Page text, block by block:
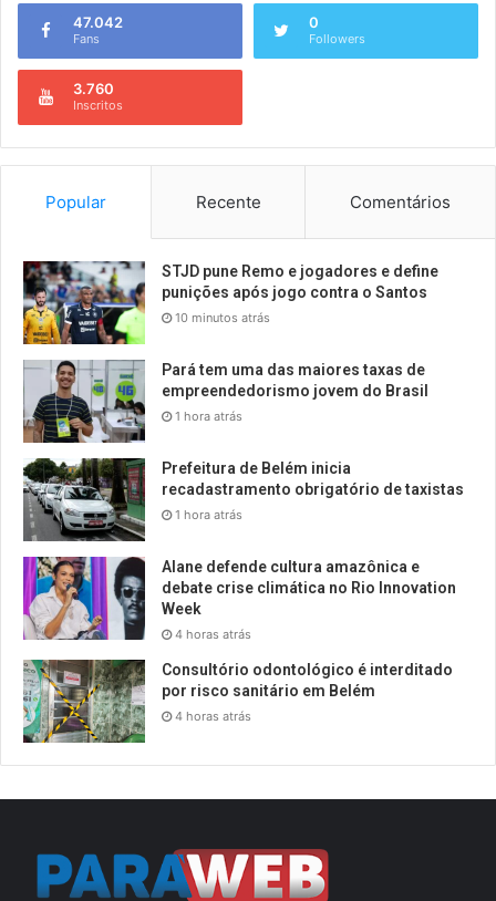
47.042
Fans
0
Followers
3.760
Inscritos
Popular Recente Comentários
STJD pune Remo e jogadores e define
punições após jogo contra o Santos
10 minutos atrás
Pará tem uma das maiores taxas de
empreendedorismo jovem do Brasil
1 hora atrás
Prefeitura de Belém inicia
recadastramento obrigatório de taxistas
1 hora atrás
Alane defende cultura amazônica e
debate crise climática no Rio Innovation
Week
4 horas atrás
Consultório odontológico é interditado
por risco sanitário em Belém
4 horas atrás